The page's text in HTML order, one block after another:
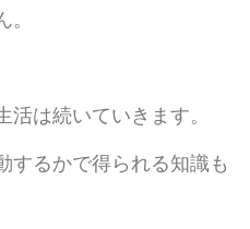
は続いていきます。
するかで得られる知識も